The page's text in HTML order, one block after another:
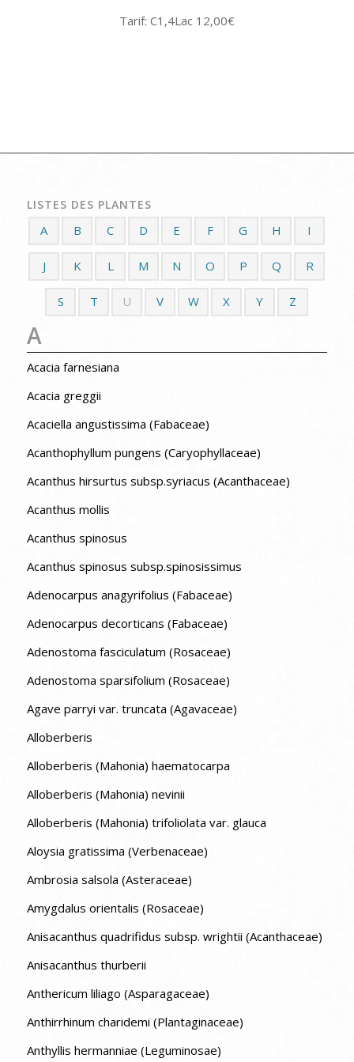
Tarif: C1,4Lac 12,00€
LISTES DES PLANTES
A B C D E F G H I
J K L M N O P Q R
S T U V W X Y Z
A
Acacia farnesiana
Acacia greggii
Acaciella angustissima (Fabaceae)
Acanthophyllum pungens (Caryophyllaceae)
Acanthus hirsurtus subsp.syriacus (Acanthaceae)
Acanthus mollis
Acanthus spinosus
Acanthus spinosus subsp.spinosissimus
Adenocarpus anagyrifolius (Fabaceae)
Adenocarpus decorticans (Fabaceae)
Adenostoma fasciculatum (Rosaceae)
Adenostoma sparsifolium (Rosaceae)
Agave parryi var. truncata (Agavaceae)
Alloberberis
Alloberberis (Mahonia) haematocarpa
Alloberberis (Mahonia) nevinii
Alloberberis (Mahonia) trifoliolata var. glauca
Aloysia gratissima (Verbenaceae)
Ambrosia salsola (Asteraceae)
Amygdalus orientalis (Rosaceae)
Anisacanthus quadrifidus subsp. wrightii (Acanthaceae)
Anisacanthus thurberii
Anthericum liliago (Asparagaceae)
Anthirrhinum charidemi (Plantaginaceae)
Anthyllis hermanniae (Leguminosae)